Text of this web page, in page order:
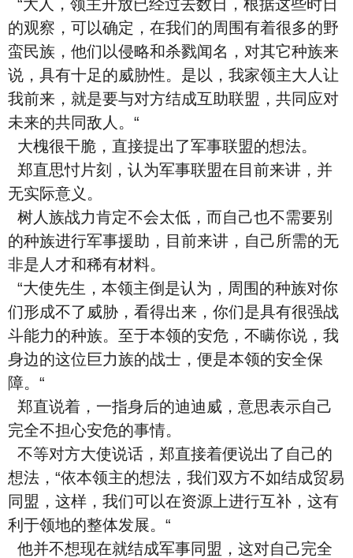
“大人，领主开放已经过去数日，根据这些时日
的观察，可以确定，在我们的周围有着很多的野
蛮民族，他们以侵略和杀戮闻名，对其它种族来
说，具有十足的威胁性。是以，我家领主大人让
我前来，就是要与对方结成互助联盟，共同应对
未来的共同敌人。“
大槐很干脆，直接提出了军事联盟的想法。
郑直思忖片刻，认为军事联盟在目前来讲，并
无实际意义。
树人族战力肯定不会太低，而自己也不需要别
的种族进行军事援助，目前来讲，自己所需的无
非是人才和稀有材料。
“大使先生，本领主倒是认为，周围的种族对你
们形成不了威胁，看得出来，你们是具有很强战
斗能力的种族。至于本领的安危，不瞒你说，我
身边的这位巨力族的战士，便是本领的安全保
障。“
郑直说着，一指身后的迪迪威，意思表示自己
完全不担心安危的事情。
不等对方大使说话，郑直接着便说出了自己的
想法，“依本领主的想法，我们双方不如结成贸易
同盟，这样，我们可以在资源上进行互补，这有
利于领地的整体发展。“
他并不想现在就结成军事同盟，这对自己完全